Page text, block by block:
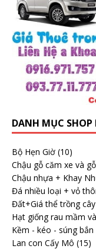
DANH MỤC
Bộ Hẹn Giờ (10)
Chậu gỗ căm xe và
Chậu nhựa + Khay
Đá nhiều loại + vỏ
Đất+Giá thể trồng cây
Hạt giống rau mầm
Kềm - kéo - súng
Lan con Cấy Mô (15)